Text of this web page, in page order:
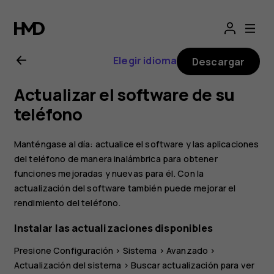
Manual
del
usuario
de
Nokia
C20
Elegir idioma Descargar
Actualizar el software de su
teléfono
Manténgase al día: actualice el software y las aplicaciones
del teléfono de manera inalámbrica para obtener
funciones mejoradas y nuevas para él. Con la
actualización del software también puede mejorar el
rendimiento del teléfono.
Instalar las actualizaciones disponibles
PresioneConfiguración > Sistema > Avanzado >
Actualización del sistema > Buscar actualización para ver